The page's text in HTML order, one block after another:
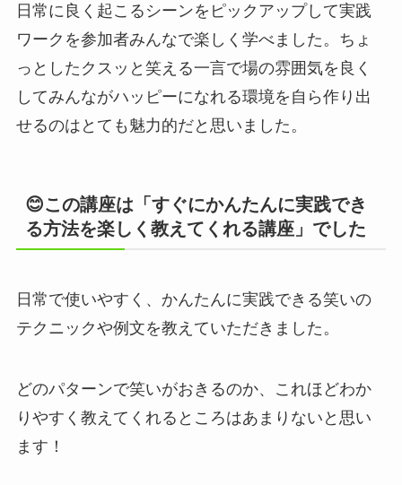
日常に良く起こるシーンをピックアップして実践
ワークを参加者みんなで楽しく学べました。ちょ
っとしたクスッと笑える一言で場の雰囲気を良く
してみんながハッピーになれる環境を自ら作り出
せるのはとても魅力的だと思いました。
😊この講座は「すぐにかんたんに実践でき
る方法を楽しく教えてくれる講座」でした
日常で使いやすく、かんたんに実践できる笑いの
テクニックや例文を教えていただきました。
どのパターンで笑いがおきるのか、これほどわか
りやすく教えてくれるところはあまりないと思い
ます！